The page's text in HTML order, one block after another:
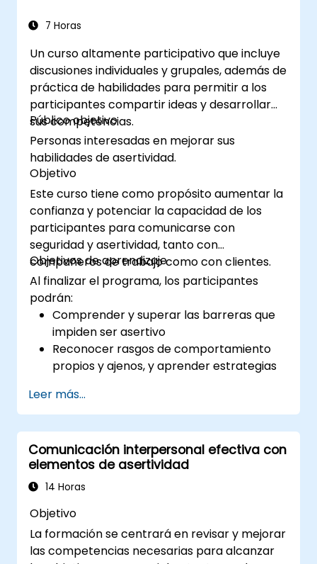
Mejorar la comunicación verbal y no
involucramiento.
Utilizar estrategias de enseñanza
interactivas y técnicas de gestión del
aula.
Brindar retroalimentación constructiva y
evaluar la eficacia de la capacitación.
7 Horas
Un curso altamente participativo que incluye
discusiones individuales y grupales, además de
práctica de habilidades para permitir a los
participantes compartir ideas y desarrollar
sus competencias.
Público objetivo
Personas interesadas en mejorar sus
habilidades de asertividad.
Objetivo
Este curso tiene como propósito aumentar la
confianza y potenciar la capacidad de los
participantes para comunicarse con
seguridad y asertividad, tanto con
compañeros de trabajo como con clientes.
Objetivos de aprendizaje
Al finalizar el programa, los participantes
podrán:
Comprender y superar las barreras que
impiden ser asertivo
Reconocer rasgos de comportamiento
propios y ajenos, y aprender estrategias
Comunicarse eficazmente con diversas
personas para lograr situaciones
mutuamente beneficiosas siempre que
sea posible
Gestionar adecuadamente situaciones
difíciles.
Leer más...
Comunicación interpersonal efectiva con
elementos de asertividad
14 Horas
Objetivo
La formación se centrará en revisar y mejorar
las competencias necesarias para alcanzar